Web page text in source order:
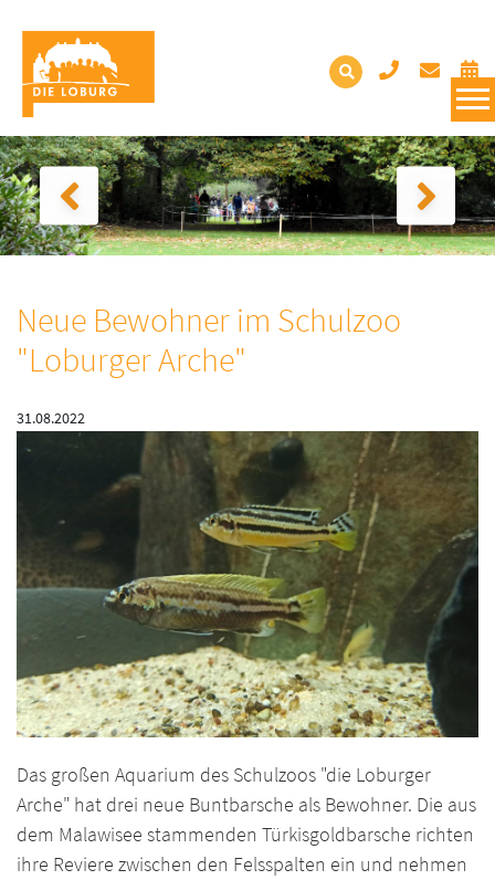
Neue Bewohner im Schulzoo
"Loburger Arche"
31.08.2022
Das großen Aquarium des Schulzoos "die Loburger
Arche" hat drei neue Buntbarsche als Bewohner. Die aus
dem Malawisee stammenden Türkisgoldbarsche richten
ihre Reviere zwischen den Felsspalten ein und nehmen